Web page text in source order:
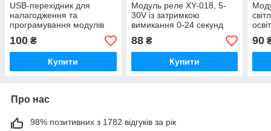
USB-перехідник для
налагодження та
програмування модулів
ESP-01 і ESP-01S
100 ₴
Купити
Модуль реле XY-018, 5-
30V із затримкою
вимикання 0-24 секунд
88₴
Купити
LED
90
Про нас
98% позитивних з 1782 відгуків за рік